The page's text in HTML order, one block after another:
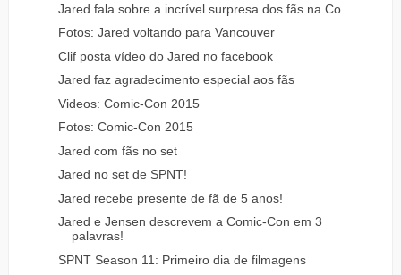
Jared fala sobre a incrível surpresa dos fãs na Co...
Fotos: Jared voltando para Vancouver
Clif posta vídeo do Jared no facebook
Jared faz agradecimento especial aos fãs
Videos: Comic-Con 2015
Fotos: Comic-Con 2015
Jared com fãs no set
Jared no set de SPNT!
Jared recebe presente de fã de 5 anos!
Jared e Jensen descrevem a Comic-Con em 3
palavras!
SPNT Season 11: Primeiro dia de filmagens